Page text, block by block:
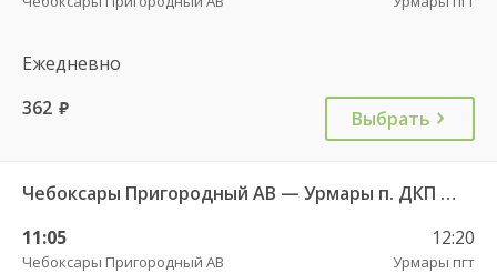
Ежедневно
362 руб. Выбрать
Чебоксары Пригородный АВ — Урмары п. ДКП 513
11:05
Чебоксары Пригородный АВ
12:20
Урмары пгт